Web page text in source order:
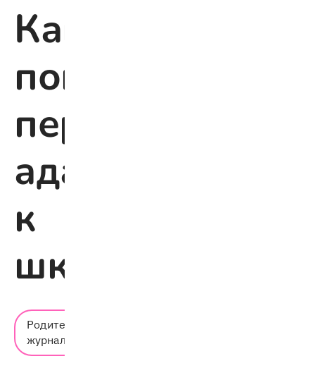
Как
помочь
адаптироваться
к
школе
Родительский
журнал